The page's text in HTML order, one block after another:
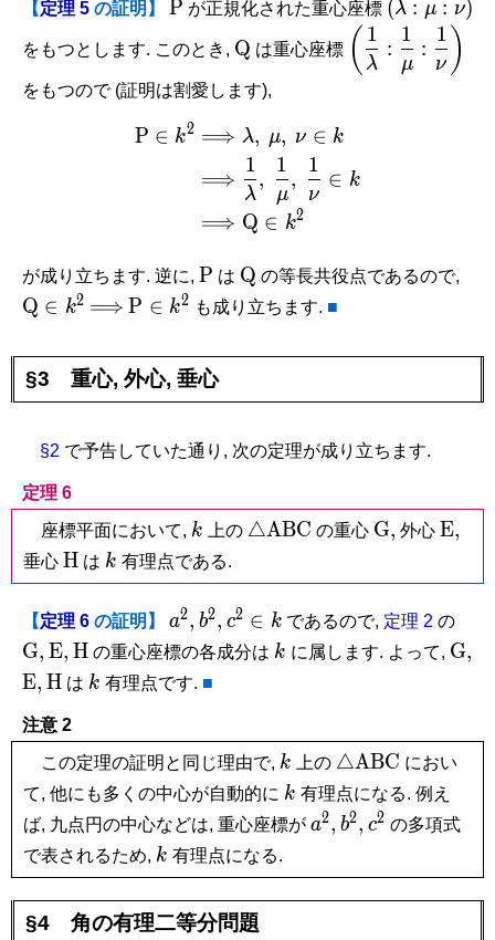
【定理 5 の証明】
\mathrm
P が正規化された重心座標 (\lambda
:\mu
:\nu )
(λ : μ : ν)
をもつとします. このとき,
\mathrm
Q
Q は重心座標
\left(\dfrac{1}
( λ
1
:
μ
1
:
ν
1 )
をもつので (証明は割愛します),
\begin{aligned}
P ∈ k2 ⟹ λ, μ, ν ∈ k
⟹
λ
1
,
μ
1
,
ν
1
∈ k
⟹ Q ∈ k2
が成り立ちます. 逆に, \mathrm
P
P は \mathrm
Q
Q の等長共役点であるので,
Q ∈ k2 \Longrightarrow
⟹ \mathrm
k^2
P ∈ k2 も成り立ちます. ■
§3 重心, 外心, 垂心
§2 で予告していた通り, 次の定理が成り立ちます.
定理 6
座標平面において, k
k 上の \triangle\mathrm{ABC}
△ABC の重心 \mathrm
G, 外心 E,
垂心 \mathrm
H
H は k
k 有理点である.
【定理 6 の証明】 a^2,
a2, b^2,
b2, c^2
\in
c2 ∈ k であるので, 定理 2 の
G,
G, \mathrm
E,
E, \mathrm
H
H の重心座標の各成分は k
k に属します. よって, G,
\mathrm
E, \mathrm
H は k
k 有理点です. ■
注意 2
この定理の証明と同じ理由で, k
k 上の △ABC におい
て, 他にも多くの中心が自動的に k
k 有理点になる. 例え
ば, 九点円の中心などは, 重心座標が a^2,
a2, b^2,
b2, c^2
c2 の多項式
で表されるため, k
k 有理点になる.
§4 角の有理二等分問題